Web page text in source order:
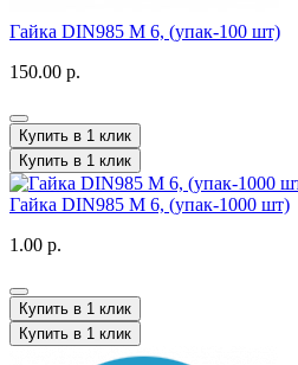
Гайка DIN985 M 6, (упак-100 шт)
150.00 р.
Купить в 1 клик
Купить в 1 клик
Гайка DIN985 M 6, (упак-1000 шт)
1.00 р.
Купить в 1 клик
Купить в 1 клик